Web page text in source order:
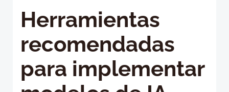
Herramientas
recomendadas
para implementar